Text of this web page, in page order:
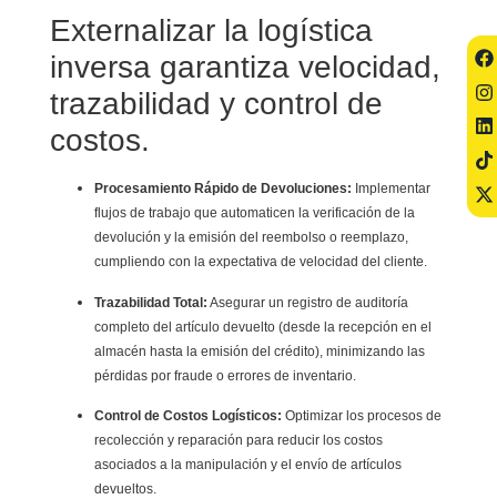
Externalizar la logística
inversa garantiza velocidad,
trazabilidad y control de
costos.
Procesamiento Rápido de Devoluciones: Implementar
flujos de trabajo que automaticen la verificación de la
devolución y la emisión del reembolso o reemplazo,
cumpliendo con la expectativa de velocidad del cliente.
Trazabilidad Total: Asegurar un registro de auditoría
completo del artículo devuelto (desde la recepción en el
almacén hasta la emisión del crédito), minimizando las
pérdidas por fraude o errores de inventario.
Control de Costos Logísticos: Optimizar los procesos de
recolección y reparación para reducir los costos
asociados a la manipulación y el envío de artículos
devueltos.